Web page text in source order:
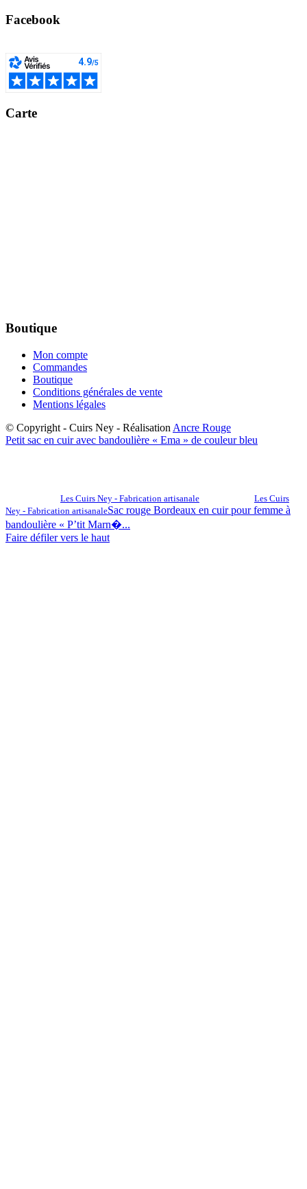
Facebook
Carte
Boutique
Mon compte
Commandes
Boutique
Conditions générales de vente
Mentions légales
© Copyright - Cuirs Ney - Réalisation Ancre Rouge
Petit sac en cuir avec bandoulière « Ema » de couleur bleu
Les Cuirs Ney - Fabrication artisanale
Les Cuirs
Ney - Fabrication artisanaleSac rouge Bordeaux en cuir pour femme à
bandoulière « P’tit Marn�...
Faire défiler vers le haut